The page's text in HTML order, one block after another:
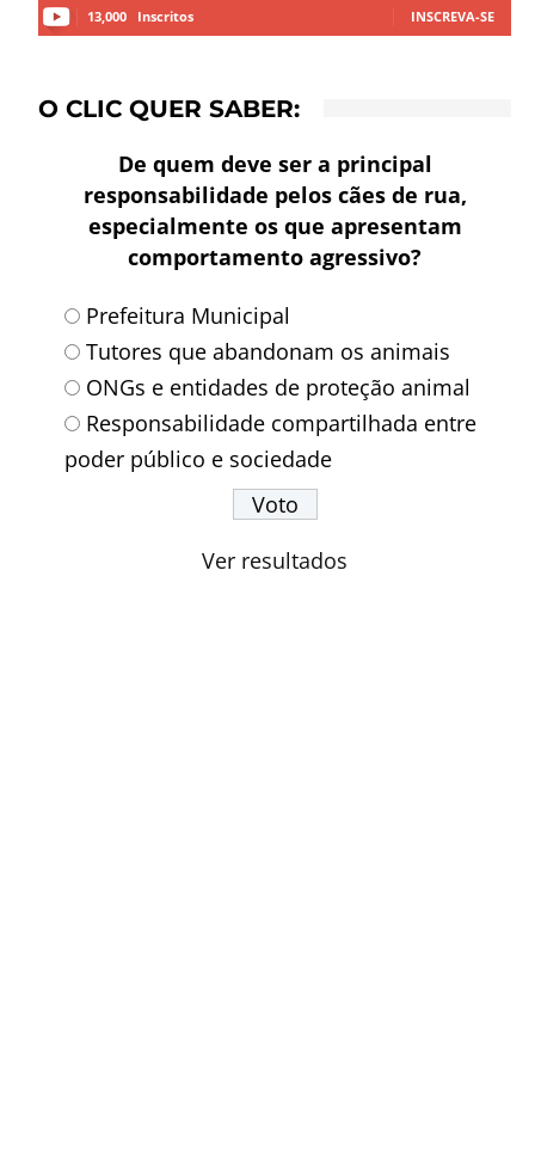
13,000 Inscritos INSCREVA-SE
O CLIC QUER SABER:
De quem deve ser a principal
responsabilidade pelos cães de rua,
especialmente os que apresentam
comportamento agressivo?
Prefeitura Municipal
Tutores que abandonam os animais
ONGs e entidades de proteção animal
Responsabilidade compartilhada entre
poder público e sociedade
Ver resultados